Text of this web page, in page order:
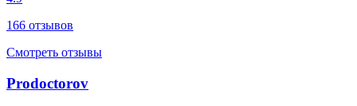
166 отзывов
Смотреть отзывы
Prodoctorov